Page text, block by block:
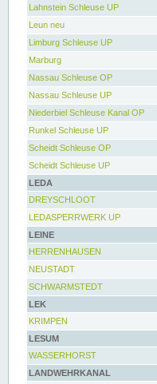
Lahnstein Schleuse UP
Leun neu
Limburg Schleuse UP
Marburg
Nassau Schleuse OP
Nassau Schleuse UP
Niederbiel Schleuse Kanal OP
Runkel Schleuse UP
Scheidt Schleuse OP
Scheidt Schleuse UP
LEDA
DREYSCHLOOT
LEDASPERRWERK UP
LEINE
HERRENHAUSEN
NEUSTADT
SCHWARMSTEDT
LEK
KRIMPEN
LESUM
WASSERHORST
LANDWEHRKANAL